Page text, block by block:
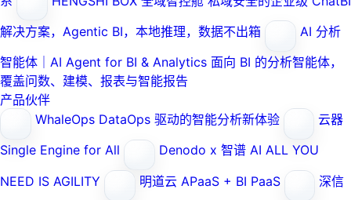
解决方案，Agentic BI，本地推理，数据不出箱
AI 分析
智能体｜AI Agent for BI & Analytics 面向 BI 的分析智能体，
覆盖问数、建模、报表与智能报告
产品伙伴
WhaleOps DataOps 驱动的智能分析新体验
云器
Single Engine for All
Denodo x 智谱 AI ALL YOU
NEED IS AGILITY
明道云 APaaS + BI PaaS
深信